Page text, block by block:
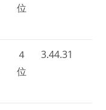
位
４
位
3.44.31